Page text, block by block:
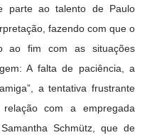
parte ao talento de Paulo
fazendo com que o
ao fim com as situações
A falta de paciência, a
a tentativa frustrante
com a empregada
Schmütz, que de